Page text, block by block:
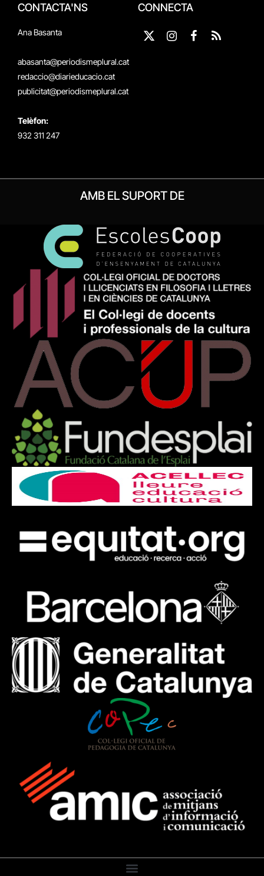
CONTACTA'NS
Ana Basanta
abasanta@periodismeplural.cat
redaccio@diarieducacio.cat
publicitat@periodismeplural.cat
Telèfon:
932 311 247
CONNECTA
X
Instagram
Facebook
RSS
AMB EL SUPORT DE